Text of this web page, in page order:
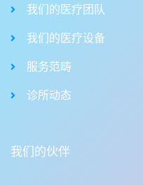
我们的医疗团队
我们的医疗设备
服务范畴
诊所动态
我们的伙伴